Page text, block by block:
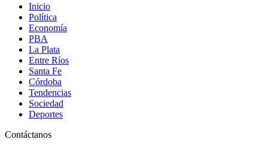
Inicio
Política
Economía
PBA
La Plata
Entre Ríos
Santa Fe
Córdoba
Tendencias
Sociedad
Deportes
Contáctanos